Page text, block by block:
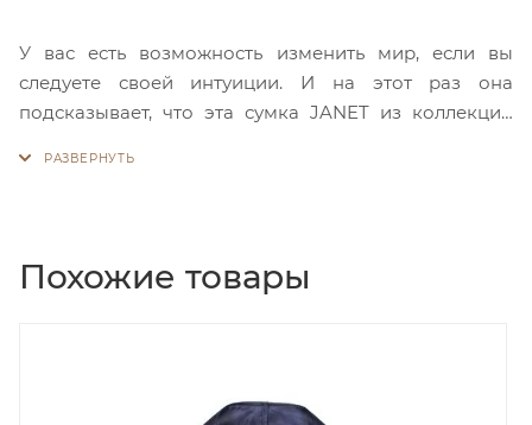
У вас есть возможность изменить мир, если вы
следуете своей интуиции. И на этот раз она
подсказывает, что эта сумка JANET из коллекции
одно просторное отделение, фирменная подкладка
и карманы. Один карман на молнии и два открытых
с бегунками в виде звезд со стазами на фоне
Похожие товары